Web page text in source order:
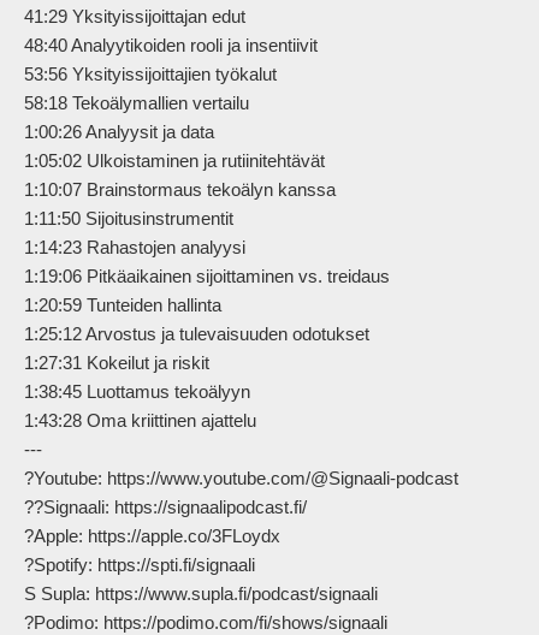
41:29 Yksityissijoittajan edut
48:40 Analyytikoiden rooli ja insentiivit
53:56 Yksityissijoittajien työkalut
58:18 Tekoälymallien vertailu
1:00:26 Analyysit ja data
1:05:02 Ulkoistaminen ja rutiinitehtävät
1:10:07 Brainstormaus tekoälyn kanssa
1:11:50 Sijoitusinstrumentit
1:14:23 Rahastojen analyysi
1:19:06 Pitkäaikainen sijoittaminen vs. treidaus
1:20:59 Tunteiden hallinta
1:25:12 Arvostus ja tulevaisuuden odotukset
1:27:31 Kokeilut ja riskit
1:38:45 Luottamus tekoälyyn
1:43:28 Oma kriittinen ajattelu
---
?Youtube: https://www.youtube.com/@Signaali-podcast
??Signaali: https://signaalipodcast.fi/
?Apple: https://apple.co/3FLoydx
?Spotify: https://spti.fi/signaali
S Supla: https://www.supla.fi/podcast/signaali
?Podimo: https://podimo.com/fi/shows/signaali